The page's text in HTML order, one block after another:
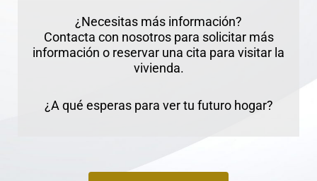
¿Necesitas más información?
Contacta con nosotros para solicitar más
información o reservar una cita para visitar la
vivienda.
¿A qué esperas para ver tu futuro hogar?